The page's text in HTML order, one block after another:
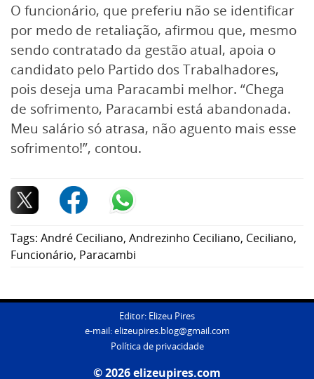
O funcionário, que preferiu não se identificar
por medo de retaliação, afirmou que, mesmo
sendo contratado da gestão atual, apoia o
candidato pelo Partido dos Trabalhadores,
pois deseja uma Paracambi melhor. “Chega
de sofrimento, Paracambi está abandonada.
Meu salário só atrasa, não aguento mais esse
sofrimento!”, contou.
Tags: André Ceciliano, Andrezinho Ceciliano, Ceciliano,
Funcionário, Paracambi
Editor: Elizeu Pires
e-mail:elizeupires.blog@gmail.com
Política de privacidade
© 2026 elizeupires.com